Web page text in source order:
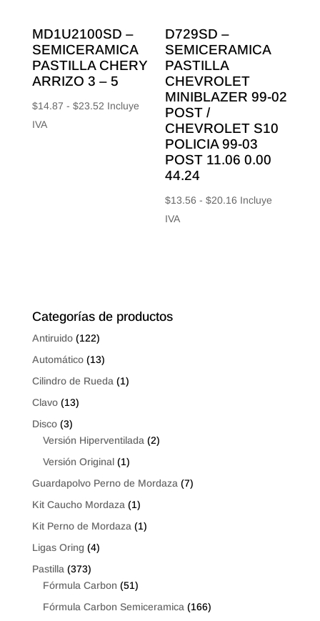
MD1U2100SD –
SEMICERAMICA
PASTILLA CHERY
ARRIZO 3 – 5
$14.87 - $23.52Rango
Incluye
IVA
D729SD –
SEMICERAMICA
PASTILLA
CHEVROLET
MINIBLAZER 99-02
POST /
CHEVROLET S10
POLICIA 99-03
POST 11.06 0.00
44.24
$13.56 - $20.16 Rango
Incluye
IVA
Categorías de productos
Antiruido (122)
Automático (13)
Cilindro de Rueda (1)
Clavo (13)
Disco (3)
Versión Hiperventilada (2)
Versión Original (1)
Guardapolvo Perno de Mordaza (7)
Kit Caucho Mordaza (1)
Kit Perno de Mordaza (1)
Ligas Oring (4)
Pastilla (373)
Fórmula Carbon (51)
Fórmula Carbon Semiceramica (166)